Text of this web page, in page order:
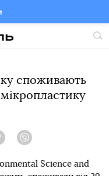
Twitter
споживають
TelegramViber
Science and